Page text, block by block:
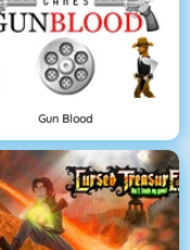
Gun Blood